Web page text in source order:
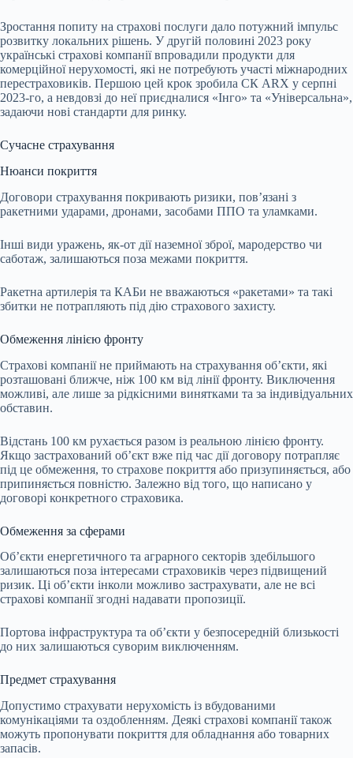
Зростання попиту на страхові послуги дало потужний імпульс
розвитку локальних рішень. У другій половині 2023 року
українські страхові компанії впровадили продукти для
комерційної нерухомості, які не потребують участі міжнародних
перестраховиків. Першою цей крок зробила СК ARX у серпні
2023-го, а невдовзі до неї приєдналися «Інго» та «Універсальна»,
задаючи нові стандарти для ринку.
Сучасне страхування
Нюанси покриття
Договори страхування покривають ризики, пов’язані з
ракетними ударами, дронами, засобами ППО та уламками.
Інші види уражень, як-от дії наземної зброї, мародерство чи
саботаж, залишаються поза межами покриття.
Ракетна артилерія та КАБи не вважаються «ракетами» та такі
збитки не потрапляють під дію страхового захисту.
Обмеження лінією фронту
Страхові компанії не приймають на страхування об’єкти, які
розташовані ближче, ніж 100 км від лінії фронту. Виключення
можливі, але лише за рідкісними винятками та за індивідуальних
обставин.
Відстань 100 км рухається разом із реальною лінією фронту.
Якщо застрахований обʼєкт вже під час дії договору потрапляє
під це обмеження, то страхове покриття або призупиняється, або
припиняється повністю. Залежно від того, що написано у
договорі конкретного страховика.
Обмеження за сферами
Об’єкти енергетичного та аграрного секторів здебільшого
залишаються поза інтересами страховиків через підвищений
ризик. Ці обʼєкти інколи можливо застрахувати, але не всі
страхові компанії згодні надавати пропозиції.
Портова інфраструктура та об’єкти у безпосередній близькості
до них залишаються суворим виключенням.
Предмет страхування
Допустимо страхувати нерухомість із вбудованими
комунікаціями та оздобленням. Деякі страхові компанії також
можуть пропонувати покриття для обладнання або товарних
запасів.